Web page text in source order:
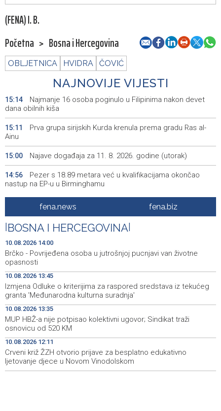
(FENA) I. B.
Početna > Bosna i Hercegovina
OBLJETNICA HVIDRA ČOVIĆ
NAJNOVIJE VIJESTI
15:14
Najmanje 16 osoba poginulo u Filipinima nakon devet
dana obilnih kiša
15:11
Prva grupa sirijskih Kurda krenula prema gradu Ras al-
Ainu
15:00 Najave događaja za 11. 8. 2026. godine (utorak)
14:56
Pezer s 18.89 metara već u kvalifikacijama okončao
nastup na EP-u u Birminghamu
FBiH Government secures funds for overdue wages at
Zenica coal mine
14:38
Prijatelji životinja traže zabranu korištenja konja za vuču
turističkih kočija
14:34 Saopćenje za javnost SDP BiH
14:30
Selektor Gjergja saopštio spisak igrača, pripreme
Zmajeva kreću 12. augusta
14:29 Na Sarajevskoj berzi promet 38.367,86 KM
14:25
Vlada FBiH i Ministarstvo osigurali plate i prioritetno
fena.news fena.biz
BOSNA I HERCEGOVINA
10.08.2026 14:00
Brčko - Povrijeđena osoba u jutrošnjoj pucnjavi van životne
opasnosti
10.08.2026 13:45
Izmjena Odluke o kriterijima za raspored sredstava iz tekućeg
granta 'Međunarodna kulturna suradnja'
10.08.2026 13:35
MUP HBŽ-a nije potpisao kolektivni ugovor; Sindikat traži
osnovicu od 520 KM
10.08.2026 12:11
Crveni križ ŽZH otvorio prijave za besplatno edukativno
ljetovanje djece u Novom Vinodolskom